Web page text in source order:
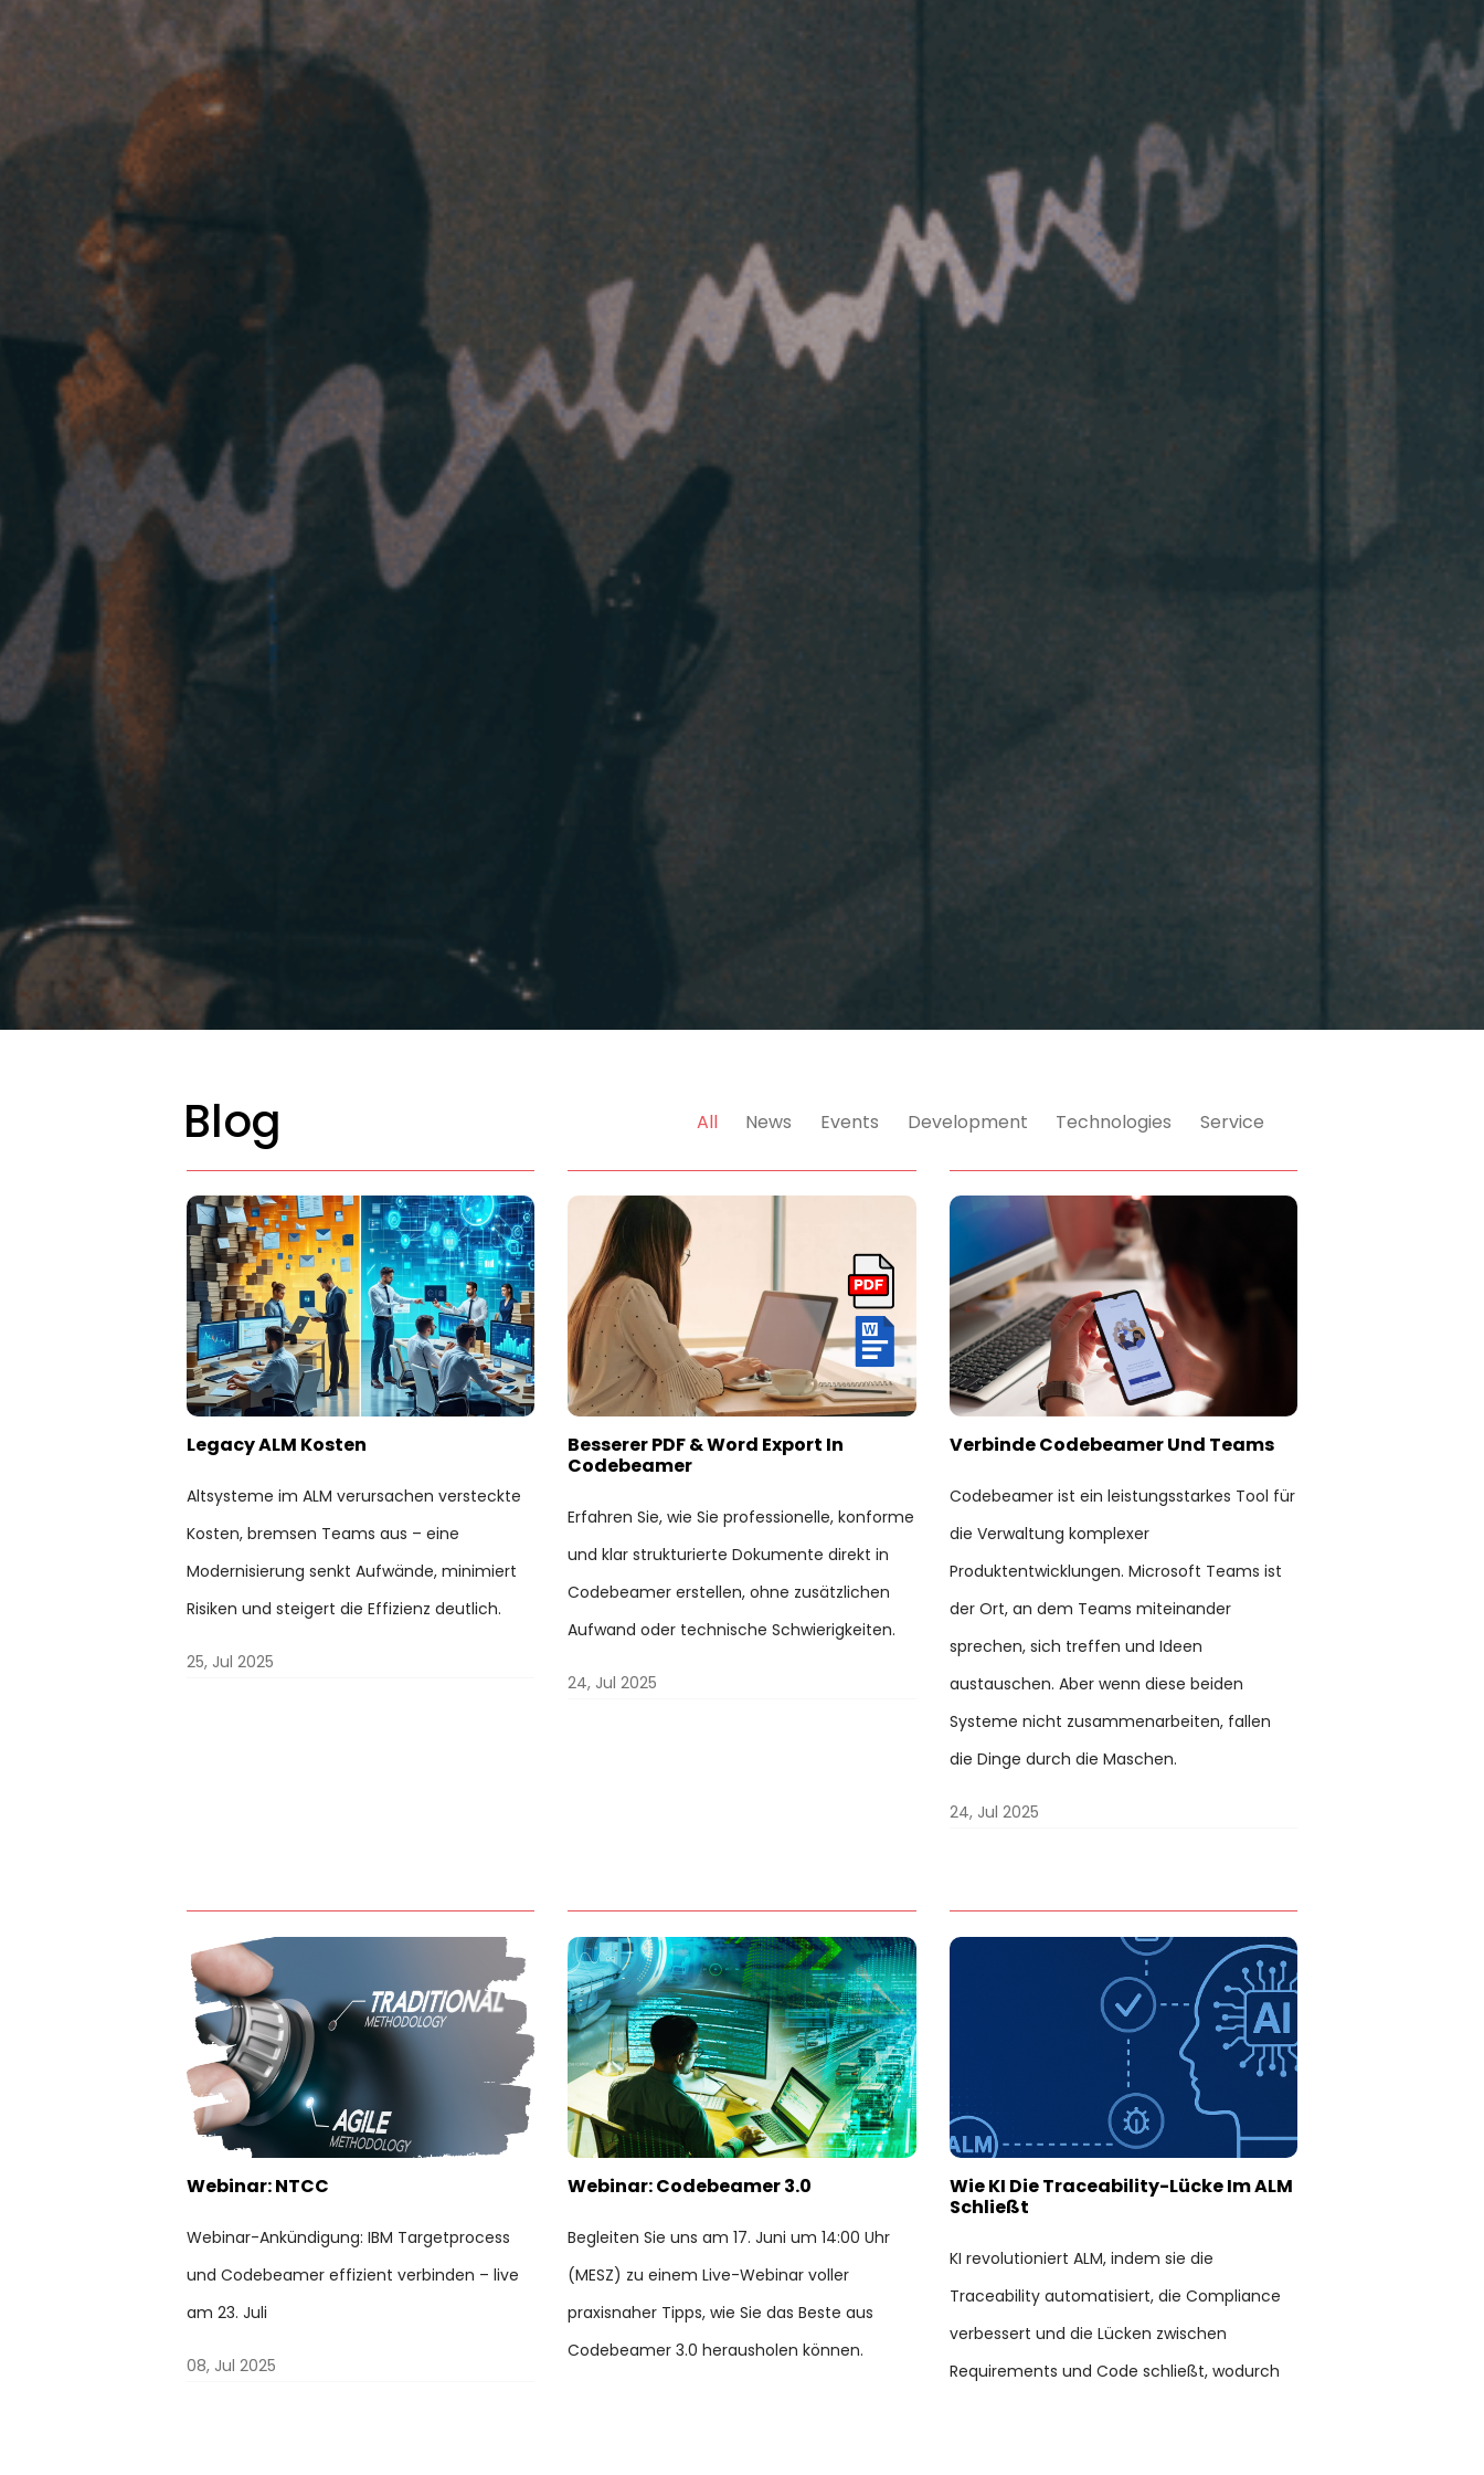
All News Events Development Technologies Service
Blog
Legacy ALM Kosten
25, Jul 2025
Altsysteme im ALM verursachen versteckte
Kosten, bremsen Teams aus – eine
Modernisierung senkt Aufwände, minimiert
Risiken und steigert die Effizienz deutlich.
Besserer PDF & Word Export In
Codebeamer
24, Jul 2025
Erfahren Sie, wie Sie professionelle, konforme
und klar strukturierte Dokumente direkt in
Codebeamer erstellen, ohne zusätzlichen
Aufwand oder technische Schwierigkeiten.
Verbinde Codebeamer Und Teams
24, Jul 2025
Codebeamer ist ein leistungsstarkes Tool für
die Verwaltung komplexer
Produktentwicklungen. Microsoft Teams ist
der Ort, an dem Teams miteinander
sprechen, sich treffen und Ideen
austauschen. Aber wenn diese beiden
Systeme nicht zusammenarbeiten, fallen
die Dinge durch die Maschen.
Webinar: NTCC
08, Jul 2025
Webinar-Ankündigung: IBM Targetprocess
und Codebeamer effizient verbinden – live
am 23. Juli
Webinar: Codebeamer 3.0
Begleiten Sie uns am 17. Juni um 14:00 Uhr
(MESZ) zu einem Live-Webinar voller
praxisnaher Tipps, wie Sie das Beste aus
Codebeamer 3.0 herausholen können.
Wie KI Die Traceability-Lücke Im ALM
Schließt
KI revolutioniert ALM, indem sie die
Traceability automatisiert, die Compliance
verbessert und die Lücken zwischen
Requirements und Code schließt, wodurch